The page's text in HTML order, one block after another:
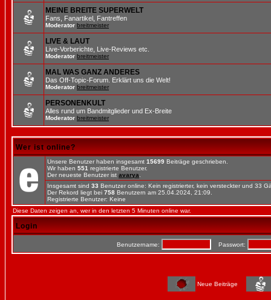
MEINE BREITE SUPERWELT
Fans, Fanartikel, Fantreffen
Moderator breitmeister
LIVE & LAUT
Live-Vorberichte, Live-Reviews etc.
Moderator breitmeister
MAL WAS GANZ ANDERES
Das Off-Topic-Forum. Erklärt uns die Welt!
Moderator breitmeister
PERSONENKULT
Alles rund um Bandmitglieder und Ex-Breite
Moderator breitmeister
Wer ist online?
Unsere Benutzer haben insgesamt 15699 Beiträge geschrieben.
Wir haben 551 registrierte Benutzer.
Der neueste Benutzer ist avarya
Insgesamt sind 33 Benutzer online: Kein registrierter, kein versteckter und 33
Der Rekord liegt bei 758 Benutzern am 25.04.2024, 21:09.
Registrierte Benutzer: Keine
Diese Daten zeigen an, wer in den letzten 5 Minuten online war.
Login
Benutzername: Passwort:
Neue Beiträge